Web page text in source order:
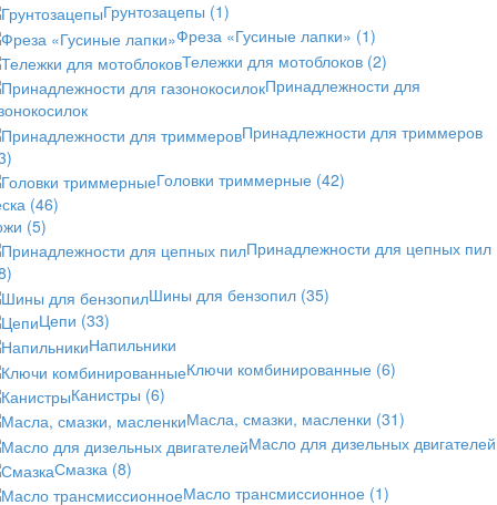
Грунтозацепы (1)
Фреза «Гусиные лапки» (1)
Тележки для мотоблоков (2)
Принадлежности для
Принадлежности для триммеров
Головки триммерные (42)
(46)
(5)
Принадлежности для цепных пил
Шины для бензопил (35)
Цепи (33)
Напильники
Ключи комбинированные (6)
Канистры (6)
Масла, смазки, масленки (31)
Масло для дизельных двигателей
Смазка (8)
Масло трансмиссионное (1)